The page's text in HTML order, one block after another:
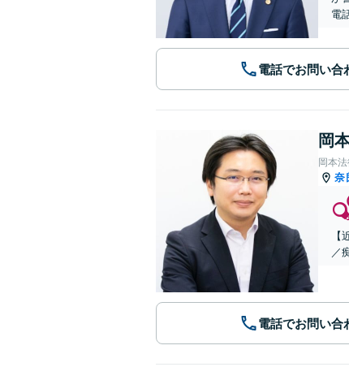
電
電話でお問い合
岡
岡本
奈
／
電話でお問い合